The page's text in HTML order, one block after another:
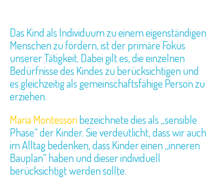
Das Kind als Individuum zu einem eigenständigen
Menschen zu fördern, ist der primäre Fokus
unserer Tätigkeit. Dabei gilt es, die einzelnen
Bedürfnisse des Kindes zu berücksichtigen und
es gleichzeitig als gemeinschaftsfähige Person zu
erziehen.
Maria Montessoribezeichnete dies als ,,sensible
Phase“ der Kinder. Sie verdeutlicht, dass wir auch
im Alltag bedenken, dass Kinder einen ,,inneren
Bauplan“ haben und dieser individuell
berücksichtigt werden sollte.